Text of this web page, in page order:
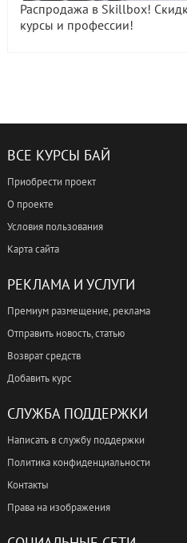
Распродажа в Skillbox!
курсы и профессии!
ВСЕ КУРСЫ БАЙ
Приобрести проект
О проекте
Условия пользования
Карта сайта
РЕКЛАМА И УСЛУГИ
Премиум размещение, реклама
Отправить новость, статью
Возврат средств
Добавить курс
СЛУЖБА ПОДДЕРЖКИ
Написать в службу поддержки
Политика конфиденциальности
Контакты
Права на изображения